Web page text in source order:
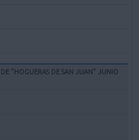
"HOGUERAS DE SAN JUAN" JUNIO